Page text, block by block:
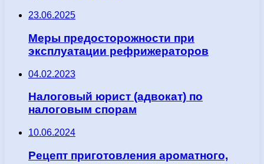
23.06.2025
Меры предосторожности при
эксплуатации рефрижераторов
04.02.2023
Налоговый юрист (адвокат) по
налоговым спорам
10.06.2024
Рецепт приготовления ароматного,